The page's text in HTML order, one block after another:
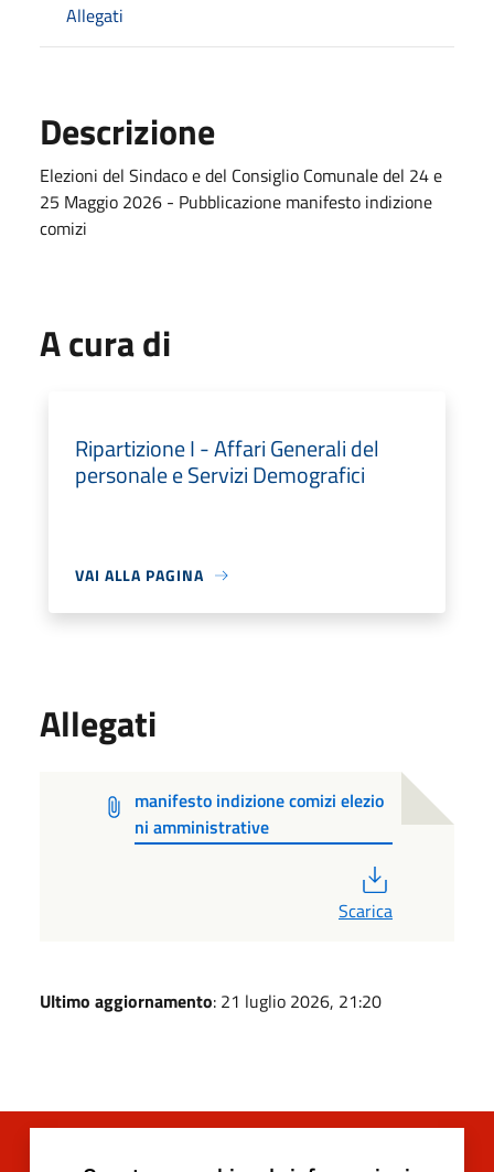
Allegati
Descrizione
Elezioni del Sindaco e del Consiglio Comunale del 24 e
25 Maggio 2026 - Pubblicazione manifesto indizione
comizi
A cura di
Ripartizione I - Affari Generali del
personale e Servizi Demografici
VAI ALLA PAGINA
Allegati
manifesto indizione comizi elezio
ni amministrative
Scarica
Ultimo aggiornamento: 21 luglio 2026, 21:20